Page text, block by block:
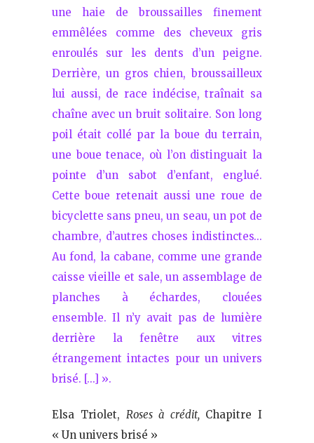
une haie de broussailles finement
emmêlées comme des cheveux gris
enroulés sur les dents d’un peigne.
Derrière, un gros chien, broussailleux
lui aussi, de race indécise, traînait sa
chaîne avec un bruit solitaire. Son long
poil était collé par la boue du terrain,
une boue tenace, où l’on distinguait la
pointe d’un sabot d’enfant, englué.
Cette boue retenait aussi une roue de
bicyclette sans pneu, un seau, un pot de
chambre, d’autres choses indistinctes…
Au fond, la cabane, comme une grande
caisse vieille et sale, un assemblage de
planches à échardes, clouées
ensemble. Il n’y avait pas de lumière
derrière la fenêtre aux vitres
étrangement intactes pour un univers
brisé. […] ».
Elsa Triolet, Roses à crédit, Chapitre I
« Un univers brisé »